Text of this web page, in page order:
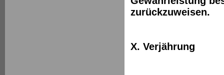
zurückzuweisen.
X. Verjährung